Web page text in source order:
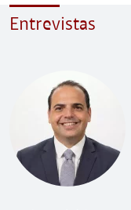
Entrevistas